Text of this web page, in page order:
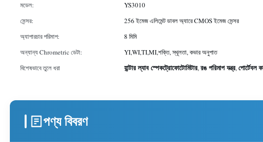
মডেল: YS3010
সেন্সর:
256 ইমেজ এলিমেন্ট ডাবল অ্যারে CMOS ইমেজ সেন্সর
অ্যাপারচার পরিমাপ:
8 মিমি
অন্যান্য Chrometric ডেটা:
YI,WI,TI,MI,শক্তি, স্থূলতা, কভার অনুপাত
বিশেষভাবে তুলে ধরা
হান্টার ল্যাব স্পেকট্রোফোটোমিটার,রঙ পরিমাপ যন্ত্র,পোর্টেবল
পণ্য বিবরণ